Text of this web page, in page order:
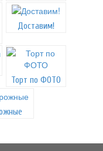
Доставим!
Торт по ФОТО